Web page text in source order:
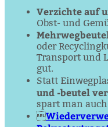
Verzichte auf
Obst- und
oder
Transport und
gut.
Statt
und -beutel
spart man
